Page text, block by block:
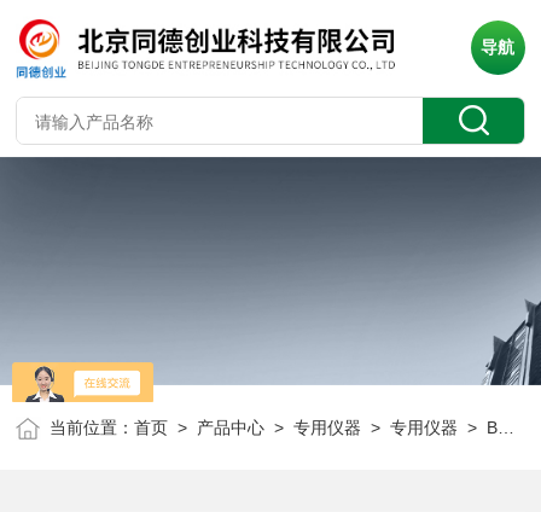
导航
当前位置：首页 > 产品中心 >专用仪器 >专用仪器 > BM2007DX荧光低含量钙铁测量仪